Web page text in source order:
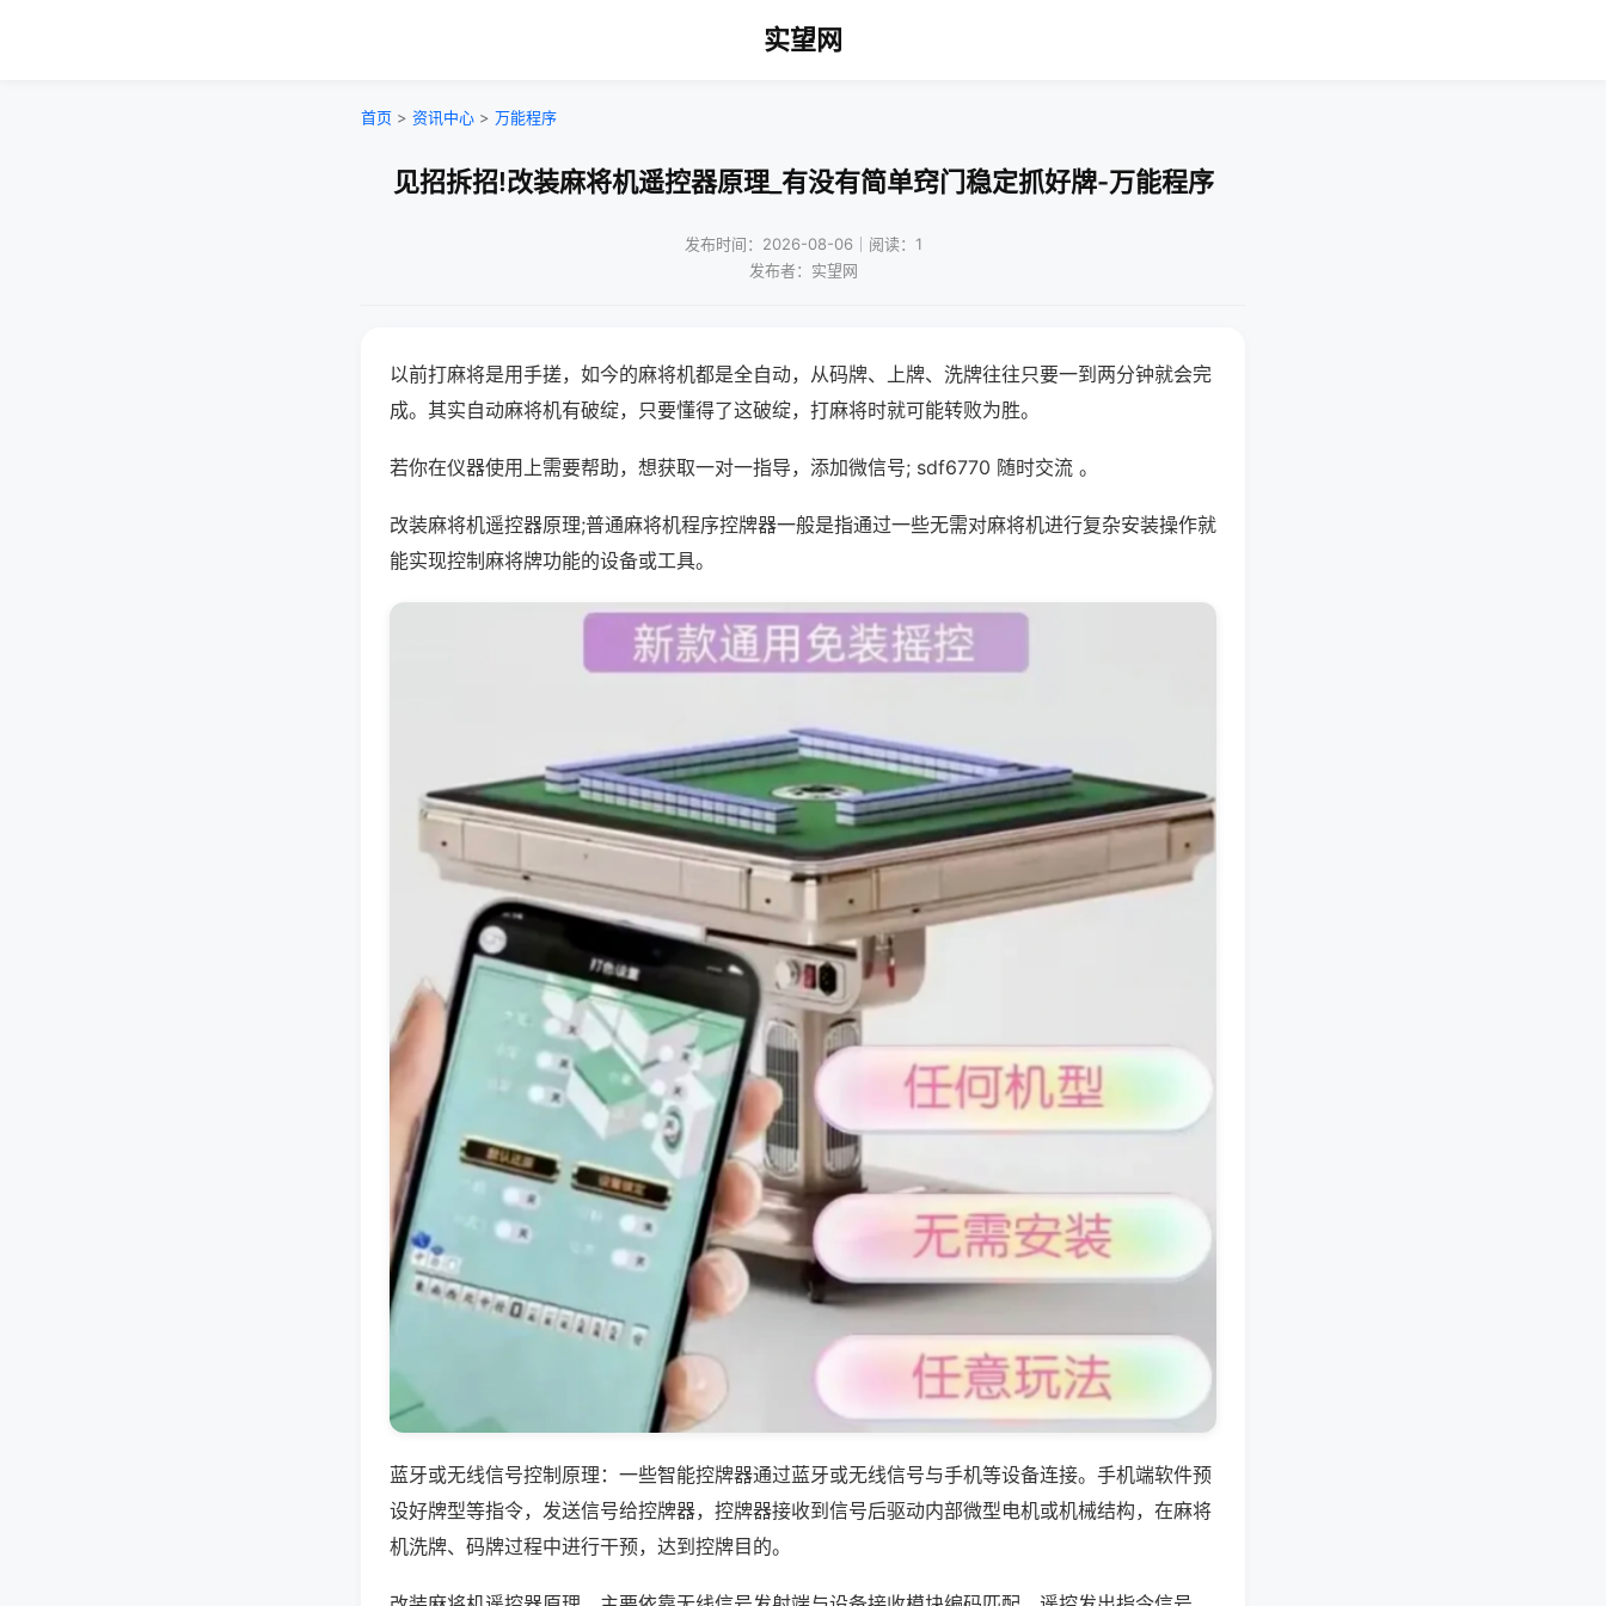
实望网
首页 > 资讯中心 > 万能程序
见招拆招!改装麻将机遥控器原理_有没有简单窍门稳定抓好牌-万能程序
发布时间：2026-08-06｜阅读：1
发布者：实望网
以前打麻将是用手搓，如今的麻将机都是全自动，从码牌、上牌、洗牌往往只要一到两分钟就会完
成。其实自动麻将机有破绽，只要懂得了这破绽，打麻将时就可能转败为胜。
若你在仪器使用上需要帮助，想获取一对一指导，添加微信号; sdf6770 随时交流 。
改装麻将机遥控器原理;普通麻将机程序控牌器一般是指通过一些无需对麻将机进行复杂安装操作就
能实现控制麻将牌功能的设备或工具。
蓝牙或无线信号控制原理：一些智能控牌器通过蓝牙或无线信号与手机等设备连接。手机端软件预
设好牌型等指令，发送信号给控牌器，控牌器接收到信号后驱动内部微型电机或机械结构，在麻将
机洗牌、码牌过程中进行干预，达到控牌目的。